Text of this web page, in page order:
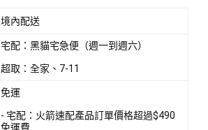
境內配送
宅配：黑貓宅急便（週一到週六）
超取：全家、7-11
免運
- 宅配：火箭速配產品訂單價格超過$490
免運費